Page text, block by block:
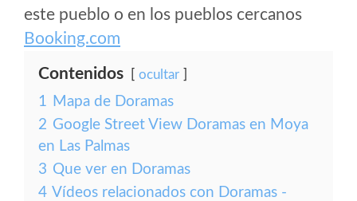
este pueblo o en los pueblos cercanos
Booking.com
Contenidos ocultar
1 Mapa de Doramas
2 Google Street View Doramas en Moya
en Las Palmas
3 Que ver en Doramas
4 Vídeos relacionados con Doramas -